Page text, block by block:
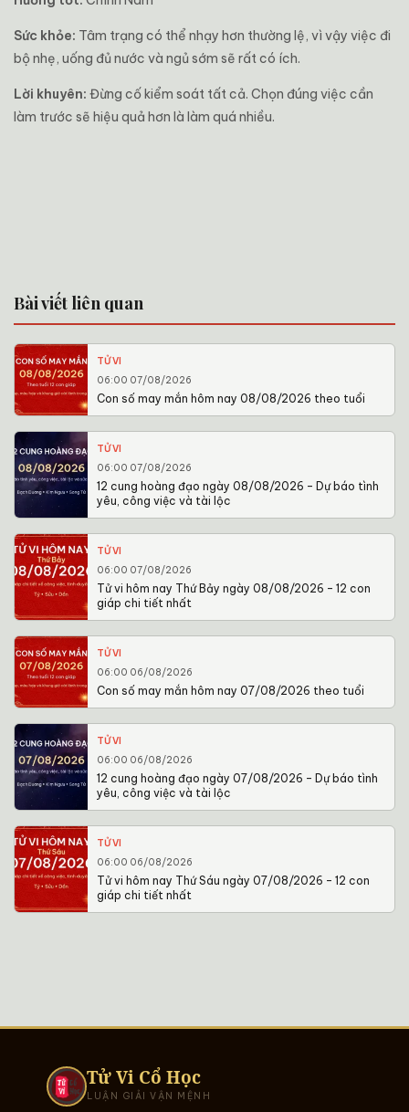
Sức khỏe: Tâm trạng có thể nhạy hơn thường lệ, vì vậy việc đi
bộ nhẹ, uống đủ nước và ngủ sớm sẽ rất có ích.
Lời khuyên: Đừng cố kiểm soát tất cả. Chọn đúng việc cần
làm trước sẽ hiệu quả hơn là làm quá nhiều.
Bài viết liên quan
TỬ VI
06:00 07/08/2026
Con số may mắn hôm nay 08/08/2026 theo tuổi
TỬ VI
06:00 07/08/2026
12 cung hoàng đạo ngày 08/08/2026 – Dự báo tình
yêu, công việc và tài lộc
TỬ VI
06:00 07/08/2026
Tử vi hôm nay Thứ Bảy ngày 08/08/2026 – 12 con
giáp chi tiết nhất
TỬ VI
06:00 06/08/2026
Con số may mắn hôm nay 07/08/2026 theo tuổi
TỬ VI
06:00 06/08/2026
12 cung hoàng đạo ngày 07/08/2026 – Dự báo tình
yêu, công việc và tài lộc
TỬ VI
06:00 06/08/2026
Tử vi hôm nay Thứ Sáu ngày 07/08/2026 – 12 con
giáp chi tiết nhất
Tử Vi Cổ Học
LUẬN GIẢI VẬN MỆNH